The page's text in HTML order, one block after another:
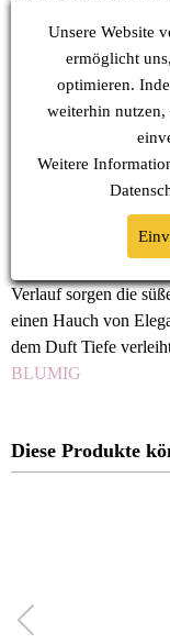
Sofort verfügbar
(MwSt. Inkl.)
Grandiflora ist ein
mit einem Hauch
Sandelholz. Die
und Rhabarber
Verlauf sorgen die
einen Hauch von
dem Duft Tiefe
BLUMIG
Diese Produkte
Unsere Website
ermöglicht
optimieren.
weiterhin nutzen,
Weitere